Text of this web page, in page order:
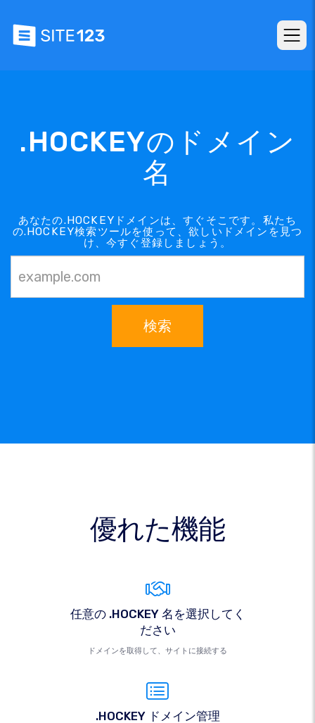
.HOCKEYのドメイン
名
あなたの.HOCKEYドメインは、すぐそこです。私たち
の.HOCKEY検索ツールを使って、欲しいドメインを見つ
け、今すぐ登録しましょう。
検索
優れた機能
任意の .HOCKEY 名を選択してく
ださい
ドメインを取得して、サイトに接続する
.HOCKEY ドメイン管理